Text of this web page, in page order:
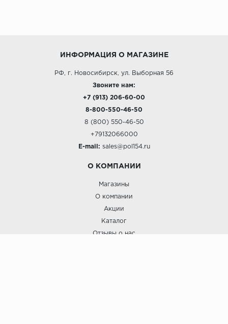
ИНФОРМАЦИЯ О МАГАЗИНЕ
РФ, г. Новосибирск, ул. Выборная 56
Звоните нам:
+7 (913) 206-60-00
8-800-550-46-50
8 (800) 550-46-50
+79132066000
E-mail: sales@pol154.ru
О КОМПАНИИ
Магазины
О компании
Акции
Каталог
Отзывы о нас